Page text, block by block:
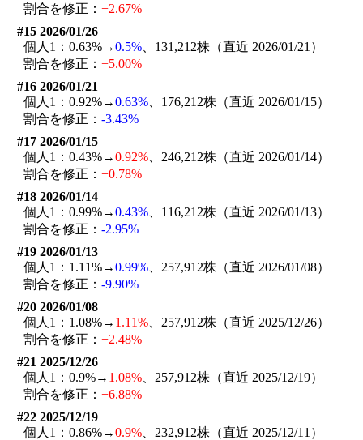
割合を修正：+2.67%
#15 2026/01/26
個人1：0.63%→0.5% 、131,212株（直近 2026/01/21）
割合を修正：+5.00%
#16 2026/01/21
個人1：0.92%→0.63% 、176,212株（直近 2026/01/15）
割合を修正：-3.43%
#17 2026/01/15
個人1：0.43%→0.92% 、246,212株（直近 2026/01/14）
割合を修正：+0.78%
#18 2026/01/14
個人1：0.99%→0.43% 、116,212株（直近 2026/01/13）
割合を修正：-2.95%
#19 2026/01/13
個人1：1.11%→0.99% 、257,912株（直近 2026/01/08）
割合を修正：-9.90%
#20 2026/01/08
個人1：1.08%→ 1.11% 、257,912株（直近 2025/12/26）
割合を修正：+2.48%
#21 2025/12/26
個人1：0.9%→ 1.08% 、257,912株（直近 2025/12/19）
割合を修正：+6.88%
#22 2025/12/19
個人1：0.86%→0.9% 、232,912株（直近 2025/12/11）